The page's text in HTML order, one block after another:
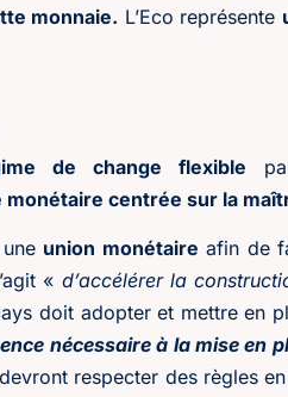
monnaie. L’Eco représente
de change flexible
monétaire centrée sur la
union monétaire afin de
« d’accélérer la
doit adopter et mettre en
nécessaire à la mise en
respecter des règles